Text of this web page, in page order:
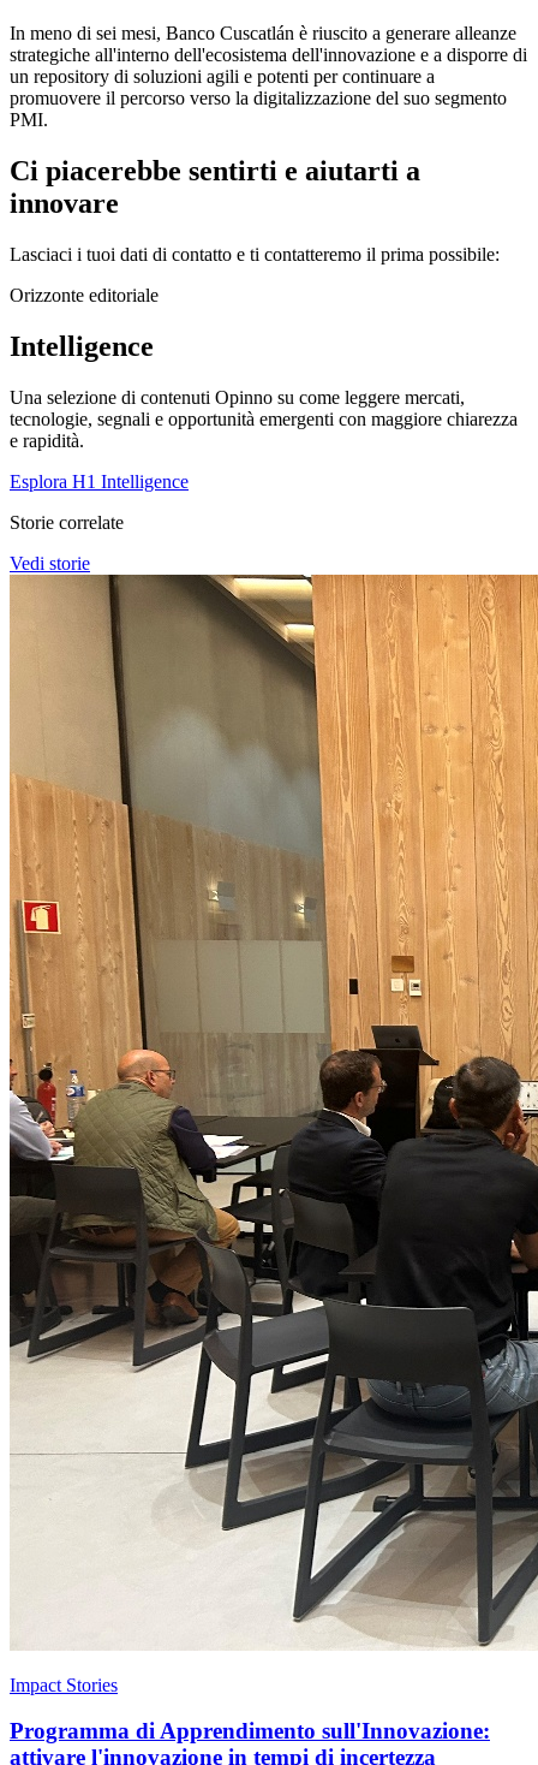
In meno di sei mesi, Banco Cuscatlán è riuscito a generare alleanze
strategiche all'interno dell'ecosistema dell'innovazione e a disporre di
un repository di soluzioni agili e potenti per continuare a
promuovere il percorso verso la digitalizzazione del suo segmento
PMI.
Ci piacerebbe sentirti e aiutarti a
innovare
Lasciaci i tuoi dati di contatto e ti contatteremo il prima possibile:
Orizzonte editoriale
Intelligence
Una selezione di contenuti Opinno su come leggere mercati,
tecnologie, segnali e opportunità emergenti con maggiore chiarezza
e rapidità.
Esplora H1 Intelligence
Storie correlate
Vedi storie
Impact Stories
Programma di Apprendimento sull'Innovazione:
attivare l'innovazione in tempi di incertezza